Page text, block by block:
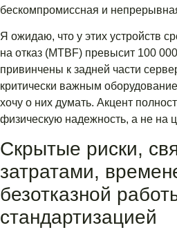
бескомпромиссная и
Я ожидаю, что у этих устройств
на отказ (MTBF) превысит 100
привинчены к задней части
критически важным
хочу о них думать. Акцент
физическую надежность, а не на
Скрытые риски,
затратами,
безотказной
стандартизацией